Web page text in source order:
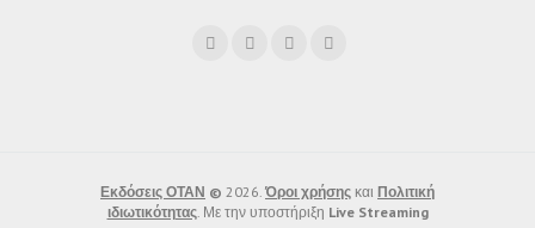
Εκδόσεις ΟΤΑΝ © 2026. Όροι χρήσης και Πολιτική
ιδιωτικότητας. Με την υποστήριξη Live Streaming